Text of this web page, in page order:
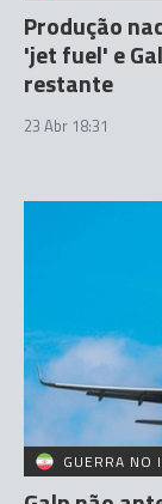
Produção
'jet fuel' e
restante
23 Abr 18:31
GUERRA NO